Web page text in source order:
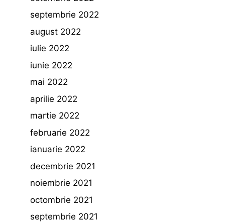
septembrie 2022
august 2022
iulie 2022
iunie 2022
mai 2022
aprilie 2022
martie 2022
februarie 2022
ianuarie 2022
decembrie 2021
noiembrie 2021
octombrie 2021
septembrie 2021